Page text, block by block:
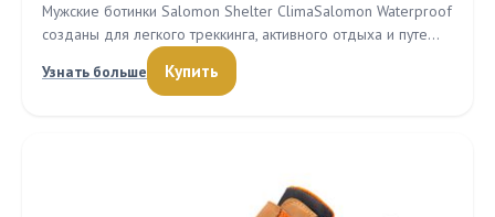
Мужские ботинки Salomon Shelter ClimaSalomon Waterproof
созданы для легкого треккинга, активного отдыха и путе…
Узнать больше
Купить